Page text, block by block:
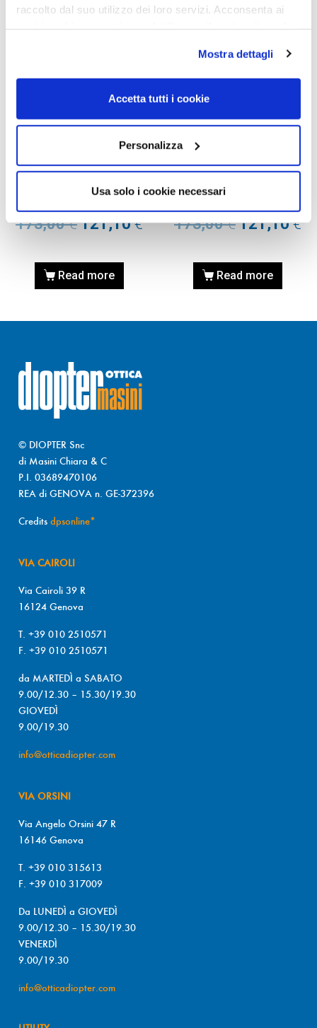
raccolto dal suo utilizzo dei loro servizi. Acconsenta ai
Mostra dettagli
Accetta tutti i cookie
Personalizza
Usa solo i cookie necessari
OCCHIALE DA SOLE, RAY-
BAN
Occhiale RAY-BAN 0RB3875
029/R5 56
173,00€ 121,10€
Read more
OCCHIALE DA SOLE, RAY-
BAN
Occhiale RAY-BAN 0RB3875
029/R5 53
173,00€ 121,10€
Read more
© DIOPTER Snc
di Masini Chiara & C
P.I. 03689470106
REA di GENOVA n. GE-372396
Credits dpsonline*
VIA CAIROLI
Via Cairoli 39 R
16124 Genova
T. +39 010 2510571
F. +39 010 2510571
da MARTEDÌ a SABATO
9.00/12.30 – 15.30/19.30
GIOVEDÌ
9.00/19.30
info@otticadiopter.com
VIA ORSINI
Via Angelo Orsini 47 R
16146 Genova
T. +39 010 315613
F. +39 010 317009
Da LUNEDÌ a GIOVEDÌ
9.00/12.30 – 15.30/19.30
VENERDÌ
9.00/19.30
info@otticadiopter.com